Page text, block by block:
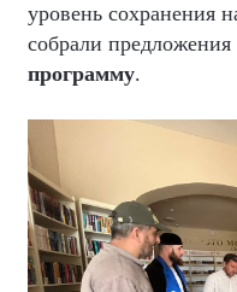
уровень сохранения
собрали предложения
программу.